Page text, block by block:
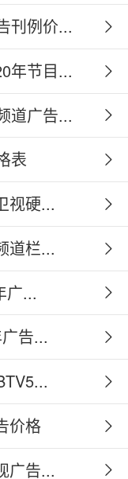
刊例价...
年节目...
道广告...
表
视硬...
道栏...
广...
告...
价格
广告...